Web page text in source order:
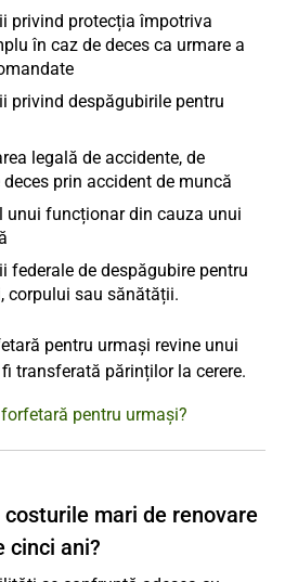
privind protecția împotriva
în caz de deces ca urmare a
privind despăgubirile pentru
legală de accidente, de
prin accident de muncă
unui funcționar din cauza unui
federale de despăgubire pentru
corpului sau sănătății.
pentru urmași revine unui
transferată părinților la cerere.
pentru urmași?
mari de renovare
cinci ani?